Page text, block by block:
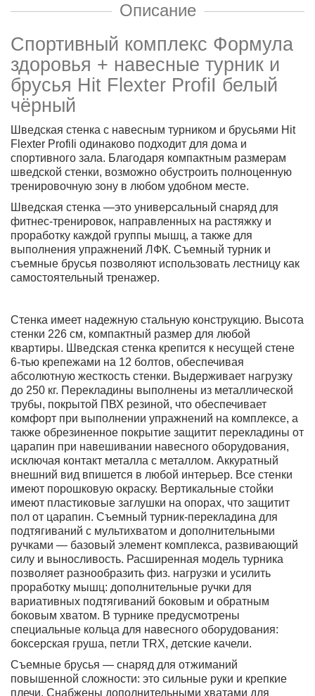
Описание
Спортивный комплекс Формула
здоровья + навесные турник и
брусья Hit Flexter ProfiI белый
чёрный
Шведская стенка с навесным турником и брусьями Hit
Flexter ProfiIi одинаково подходит для дома и
спортивного зала. Благодаря компактным размерам
шведской стенки, возможно обустроить полноценную
тренировочную зону в любом удобном месте.
Шведская стенка —это универсальный снаряд для
фитнес-тренировок, направленных на растяжку и
проработку каждой группы мышц, а также для
выполнения упражнений ЛФК. Съемный турник и
съемные брусья позволяют использовать лестницу как
самостоятельный тренажер.
Стенка имеет надежную стальную конструкцию. Высота
стенки 226 см, компактный размер для любой
квартиры. Шведская стенка крепится к несущей стене
6-тью крепежами на 12 болтов, обеспечивая
абсолютную жесткость стенки. Выдерживает нагрузку
до 250 кг. Перекладины выполнены из металлической
трубы, покрытой ПВХ резиной, что обеспечивает
комфорт при выполнении упражнений на комплексе, а
также обрезиненное покрытие защитит перекладины от
царапин при навешивании навесного оборудования,
исключая контакт металла с металлом. Аккуратный
внешний вид впишется в любой интерьер. Все стенки
имеют порошковую окраску. Вертикальные стойки
имеют пластиковые заглушки на опорах, что защитит
пол от царапин. Съемный турник-перекладина для
подтягиваний с мультихватом и дополнительными
ручками — базовый элемент комплекса, развивающий
силу и выносливость. Расширенная модель турника
позволяет разнообразить физ. нагрузки и усилить
проработку мышц: дополнительные ручки для
вариативных подтягиваний боковым и обратным
боковым хватом. В турнике предусмотрены
специальные кольца для навесного оборудования:
боксерская груша, петли TRX, детские качели.
Съемные брусья — снаряд для отжиманий
повышенной сложности: это сильные руки и крепкие
плечи. Снабжены дополнительными хватами для